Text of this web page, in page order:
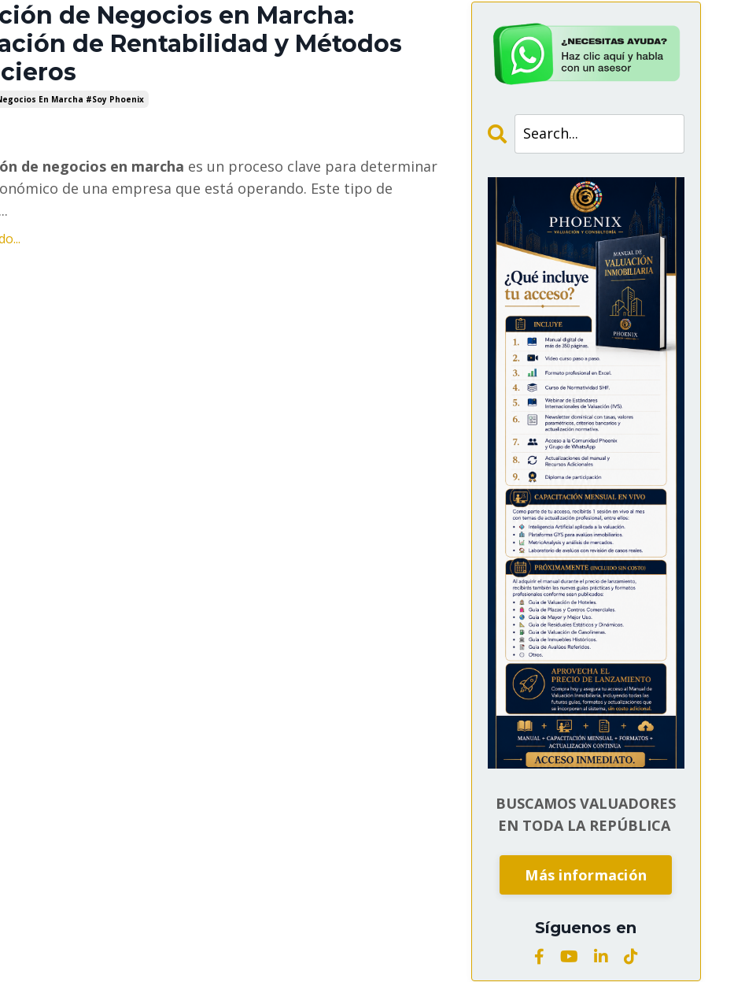
de Negocios en Marcha:
de Rentabilidad y Métodos
En Marcha #soy Phoenix
de negocios en marcha es un proceso clave para determinar
de una empresa que está operando. Este tipo de
BUSCAMOS VALUADORES
EN TODA LA REPÚBLICA
Más información
Síguenos en